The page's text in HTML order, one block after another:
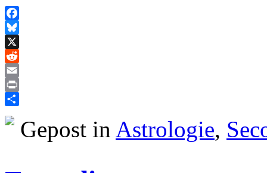
Facebook
Bluesky
X
Reddit
Email
Print
Gepost in Astrologie,